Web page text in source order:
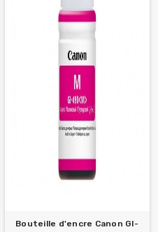
Bouteille d'encre Canon GI-